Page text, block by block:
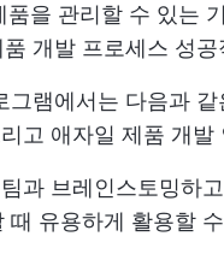
품을 관리할 수 있는
품 개발 프로세스 성공
그램에서는 다음과
고 애자일 제품 개발
과 브레인스토밍하
유용하게 활용할